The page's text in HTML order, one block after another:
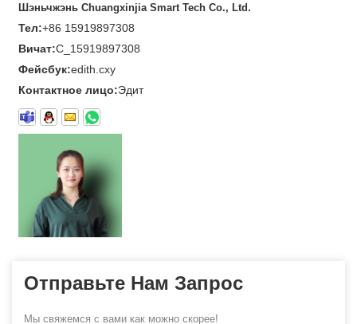
Шэньчжэнь Chuangxinjia Smart Tech Co., Ltd.
Тел:+86 15919897308
Вичат:C_15919897308
Фейсбук:edith.cxy
Контактное лицо:Эдит
Отправьте Нам Запрос
Мы свяжемся с вами как можно скорее!